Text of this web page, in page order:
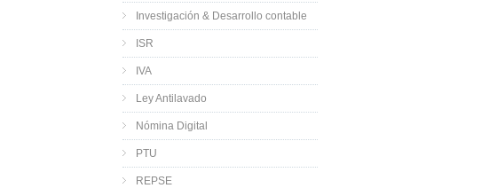
Investigación & Desarrollo contable
ISR
IVA
Ley Antilavado
Nómina Digital
PTU
REPSE